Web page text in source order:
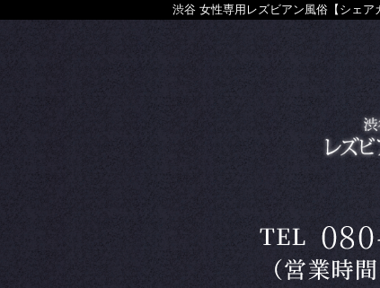
渋谷 女性専用レズビアン風俗【シェ